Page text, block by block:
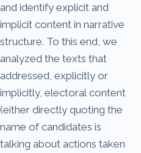
and identify explicit and
implicit content in narrative
structure. To this end, we
analyzed the texts that
addressed, explicitly or
implicitly, electoral content
(either directly quoting the
name of candidates is
talking about actions taken